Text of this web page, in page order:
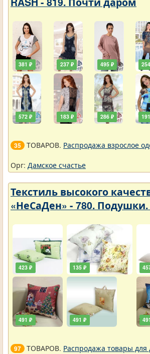
381 ₽
572 ₽
237 ₽
183 ₽
495 ₽
286 ₽
35 ТОВАРОВ. Распродажа взрослое
Орг: Дамское счастье
Текстиль высокого
«НеСаДен» - 780.
423 ₽
491 ₽
135 ₽
491 ₽
97 ТОВАРОВ. Распродажа товары для